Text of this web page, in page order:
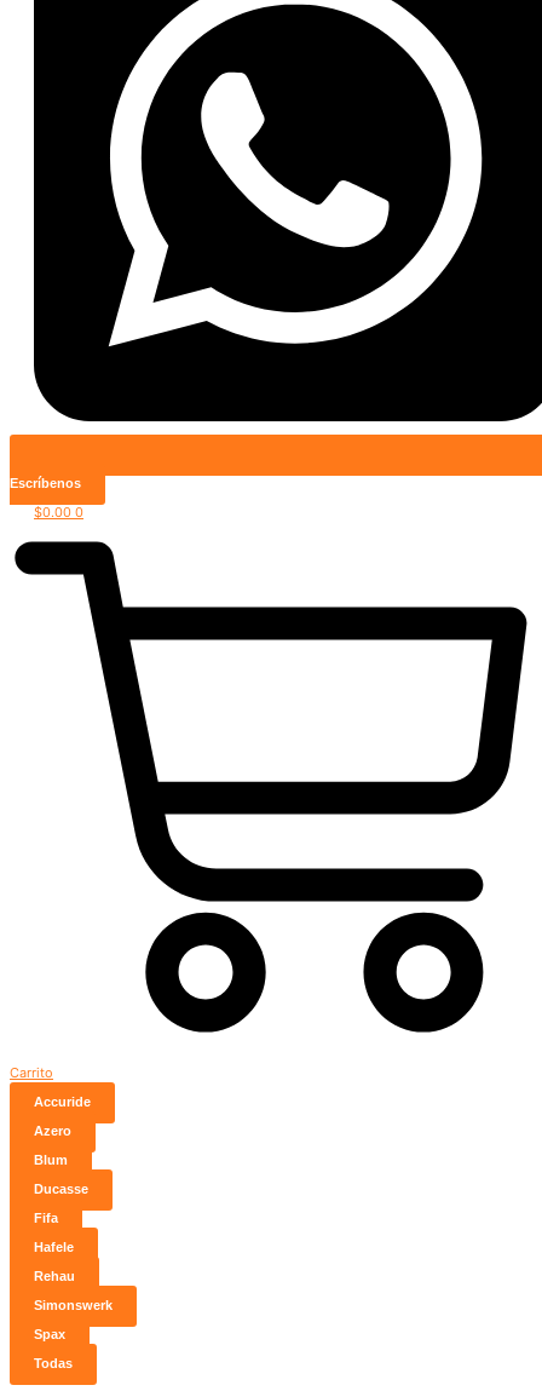
Escríbenos
$0.00 0
Carrito
Accuride
Azero
Blum
Ducasse
Fifa
Hafele
Rehau
Simonswerk
Spax
Todas